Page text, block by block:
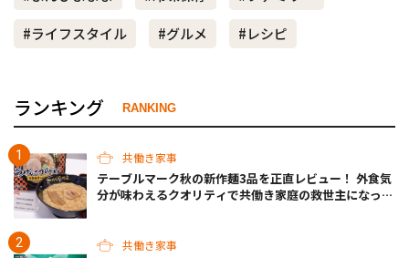
#ライフスタイル
#グルメ #レシピ
ランキング RANKING
共働き家事
テーブルマーク秋の新作麺3品を正直レビュー！ 外食気
分が味わえるクオリティで共働き家庭の救世主になって
共働き家事